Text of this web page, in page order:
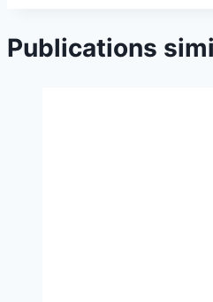
Publications